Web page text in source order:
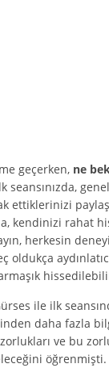
geçerken, ne
seansınızda,
ettiklerinizi
kendinizi rahat
herkesin
oldukça
ile ilk
daha fazla
ve bu